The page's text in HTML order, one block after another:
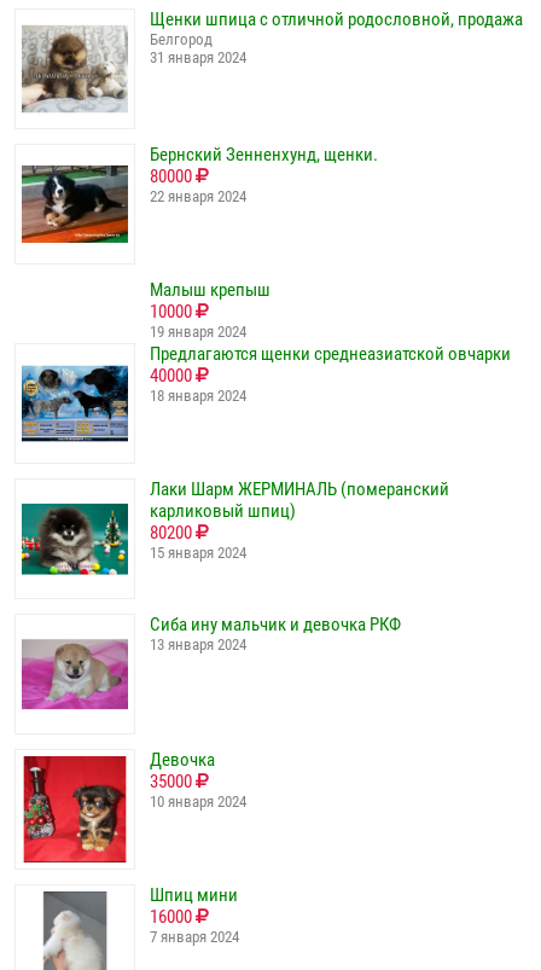
Щенки шпица с отличной родословной, продажа
Белгород
31 января 2024
Бернский Зенненхунд, щенки.
80000
22 января 2024
Малыш крепыш
10000
19 января 2024
Предлагаются щенки среднеазиатской овчарки
40000
18 января 2024
Лаки Шарм ЖЕРМИНАЛЬ (померанский
карликовый шпиц)
80200
15 января 2024
Сиба ину мальчик и девочка РКФ
13 января 2024
Девочка
35000
10 января 2024
Шпиц мини
16000
7 января 2024